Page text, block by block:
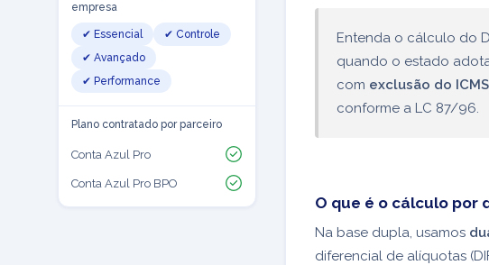
empresa
✔ Essencial
✔ Controle
✔ Avançado
✔ Performance
Plano contratado por parceiro
Conta Azul Pro
Conta Azul Pro BPO
Entenda o cálculo do
quando o estado
com exclusão do
conforme a LC 87/96.
O que é o cálculo por
Na base dupla, usamos
diferencial de alíquotas